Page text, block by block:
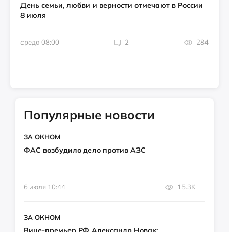
День семьи, любви и верности отмечают в России
8 июля
среда 08:00 2 284
Популярные новости
ЗА ОКНОМ
ФАС возбудило дело против АЗС
6 июля 10:44 15.3K
ЗА ОКНОМ